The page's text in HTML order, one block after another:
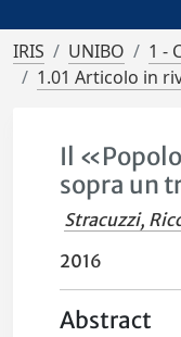
IRIS UNIBO
1 -
1.01 Articolo in
Il
sopra un
Stracuzzi,
2016
Abstract